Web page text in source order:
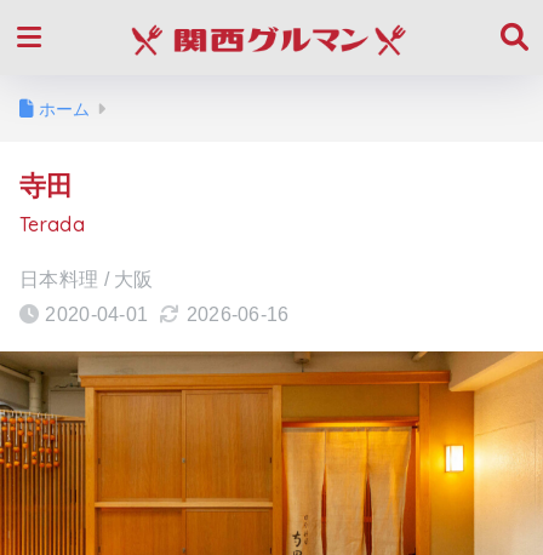
ホーム
寺田
Terada
日本料理 / 大阪
2020-04-01
2026-06-16